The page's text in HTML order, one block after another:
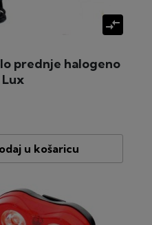
compare_arrows
prednje halogeno
Lux
u košaricu